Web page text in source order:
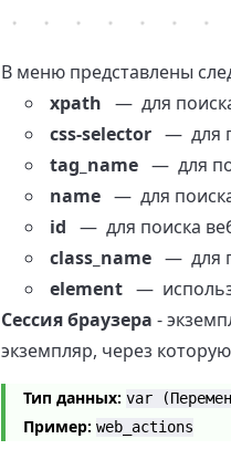
В меню представлены
xpath — для
css-selector — для
tag_name — для
name — для
id — для поиска
class_name — для
element —
Сессия браузера -
экземпляр, через
Тип данных: var
Пример: web_actions